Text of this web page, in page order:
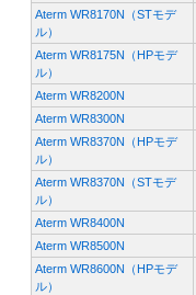
Aterm WR8170N（STモデ
ル）
Aterm WR8175N（HPモデ
ル）
Aterm WR8200N
Aterm WR8300N
Aterm WR8370N（HPモデ
ル）
Aterm WR8370N（STモデ
ル）
Aterm WR8400N
Aterm WR8500N
Aterm WR8600N（HPモデ
ル）